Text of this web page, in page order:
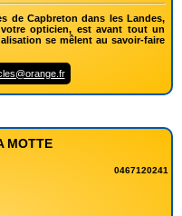
de Capbreton dans les Landes,
opticien, est avant tout un
se mêlent au savoir-faire
MOTTE
0467120241